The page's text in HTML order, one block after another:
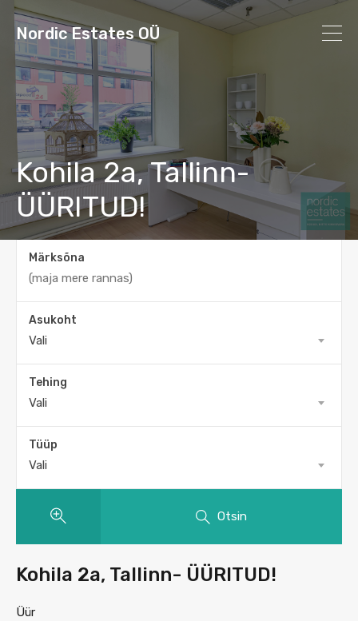
Nordic Estates OÜ
Kohila 2a, Tallinn-
ÜÜRITUD!
Märksõna
Asukoht
Vali
Tehing
Vali
Tüüp
Vali
Otsin
Kohila 2a, Tallinn- ÜÜRITUD!
Üür